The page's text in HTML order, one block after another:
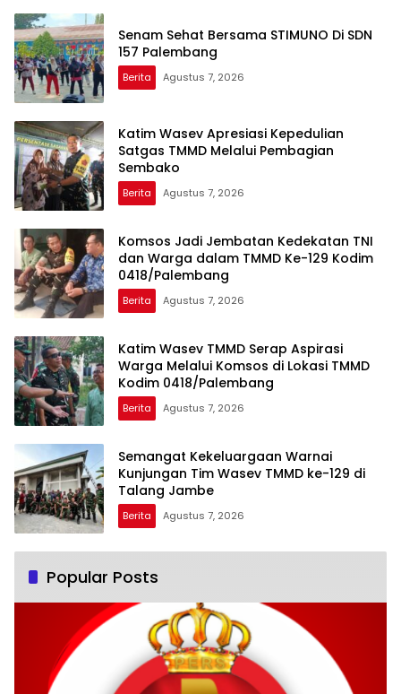
Senam Sehat Bersama STIMUNO Di SDN
157 Palembang
Berita Agustus 7, 2026
Katim Wasev Apresiasi Kepedulian
Satgas TMMD Melalui Pembagian
Sembako
Berita Agustus 7, 2026
Komsos Jadi Jembatan Kedekatan TNI
dan Warga dalam TMMD Ke-129 Kodim
0418/Palembang
Berita Agustus 7, 2026
Katim Wasev TMMD Serap Aspirasi
Warga Melalui Komsos di Lokasi TMMD
Kodim 0418/Palembang
Berita Agustus 7, 2026
Semangat Kekeluargaan Warnai
Kunjungan Tim Wasev TMMD ke-129 di
Talang Jambe
Berita Agustus 7, 2026
Popular Posts